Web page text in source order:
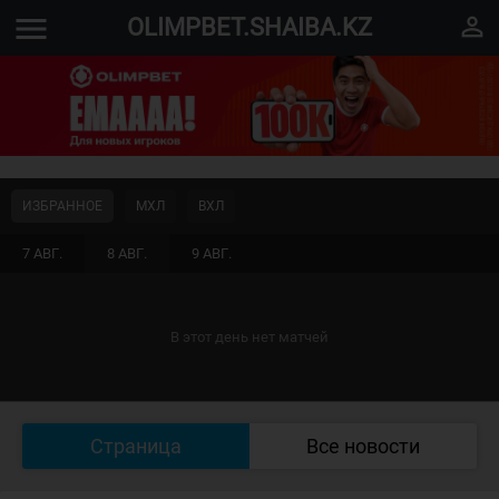
menu OLIMPBET.SHAIBA.KZ perm_identity
7 АВГ. 8 АВГ. 9 АВГ.
ИЗБРАННОЕ МХЛ ВХЛ
В этот день нет матчей
Страница Все новости